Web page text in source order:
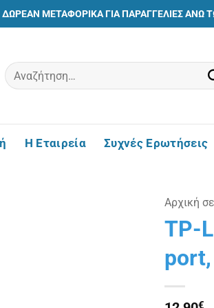
ΔΩΡΕΑΝ ΜΕΤΑΦΟΡΙΚΑ ΓΙΑ ΠΑΡΑΓΓΕΛΙΕΣ ΑΝΩ
Αναζήτηση
για:
Η Εταιρεία Συχνές Ερωτήσεις
Αρχική
TP-
€